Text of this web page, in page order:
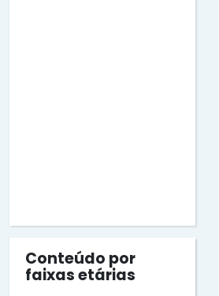
Conteúdo por
faixas etárias